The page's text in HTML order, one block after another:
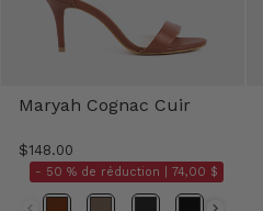
Maryah Cognac Cuir
$148.00
- 50 % de réduction | 74,00 $